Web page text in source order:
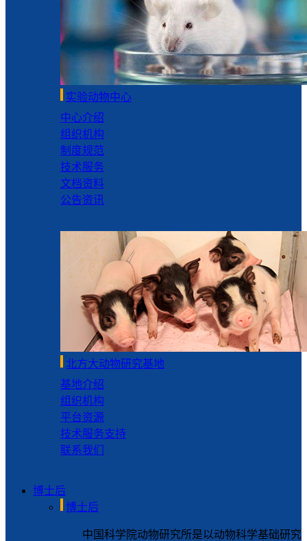
实验动物中心
中心介绍
组织机构
制度规范
技术服务
文档资料
公告资讯
北方大动物研究基地
基地介绍
组织机构
平台资源
技术服务支持
联系我们
博士后
博士后
中国科学院动物研究所是以动物科学基础研究